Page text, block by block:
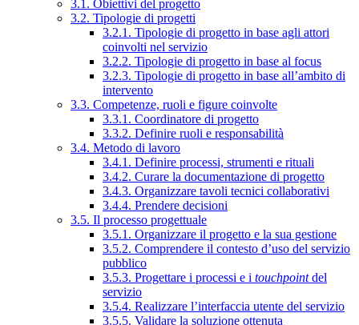
3.1. Obiettivi del progetto
3.2. Tipologie di progetti
3.2.1. Tipologie di progetto in base agli attori
coinvolti nel servizio
3.2.2. Tipologie di progetto in base al focus
3.2.3. Tipologie di progetto in base all’ambito di
intervento
3.3. Competenze, ruoli e figure coinvolte
3.3.1. Coordinatore di progetto
3.3.2. Definire ruoli e responsabilità
3.4. Metodo di lavoro
3.4.1. Definire processi, strumenti e rituali
3.4.2. Curare la documentazione di progetto
3.4.3. Organizzare tavoli tecnici collaborativi
3.4.4. Prendere decisioni
3.5. Il processo progettuale
3.5.1. Organizzare il progetto e la sua gestione
3.5.2. Comprendere il contesto d’uso del servizio
pubblico
3.5.3. Progettare i processi e i touchpointdel
servizio
3.5.4. Realizzare l’interfaccia utente del servizio
3.5.5. Validare la soluzione ottenuta